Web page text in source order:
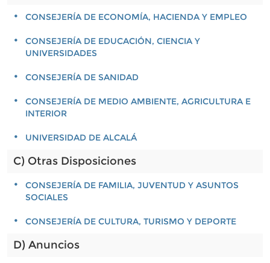
CONSEJERÍA DE ECONOMÍA, HACIENDA Y EMPLEO
CONSEJERÍA DE EDUCACIÓN, CIENCIA Y
UNIVERSIDADES
CONSEJERÍA DE SANIDAD
CONSEJERÍA DE MEDIO AMBIENTE, AGRICULTURA E
INTERIOR
UNIVERSIDAD DE ALCALÁ
C) Otras Disposiciones
CONSEJERÍA DE FAMILIA, JUVENTUD Y ASUNTOS
SOCIALES
CONSEJERÍA DE CULTURA, TURISMO Y DEPORTE
D) Anuncios